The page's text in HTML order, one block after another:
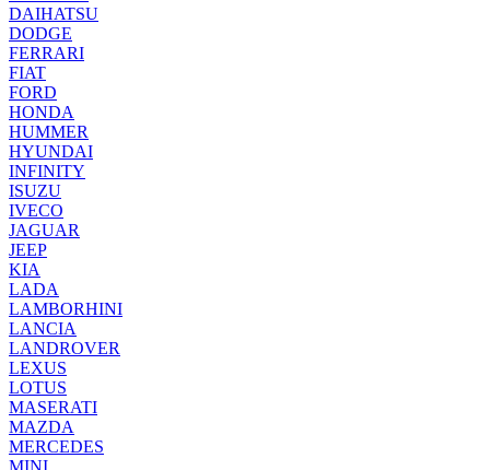
DAIHATSU
DODGE
FERRARI
FIAT
FORD
HONDA
HUMMER
HYUNDAI
INFINITY
ISUZU
IVECO
JAGUAR
JEEP
KIA
LADA
LAMBORHINI
LANCIA
LANDROVER
LEXUS
LOTUS
MASERATI
MAZDA
MERCEDES
MINI